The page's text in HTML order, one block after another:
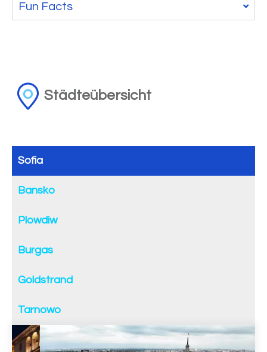
Fun Facts
Städteübersicht
Sofia
Bansko
Plowdiw
Burgas
Goldstrand
Tarnowo